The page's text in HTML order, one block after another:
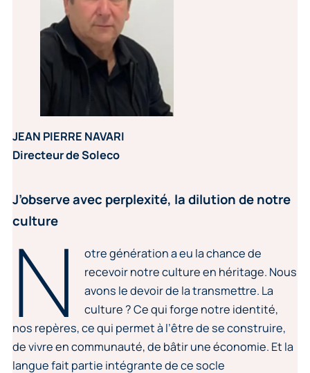
JEAN PIERRE NAVARI
Directeur de Soleco
J’observe avec perplexité, la dilution de notre
culture
N
otre génération a eu la chance de
recevoir notre culture en héritage. Nous
avons le devoir de la transmettre. La
culture ? Ce qui forge notre identité,
nos repères, ce qui permet à l’être de se construire,
de vivre en communauté, de bâtir une économie. Et la
langue fait partie intégrante de ce socle